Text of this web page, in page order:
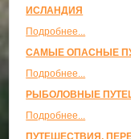
ИСЛАНДИЯ
Подробнее...
САМЫЕ ОПАСНЫЕ
Подробнее...
РЫБОЛОВНЫЕ
Подробнее...
ПУТЕШЕСТВИЯ,